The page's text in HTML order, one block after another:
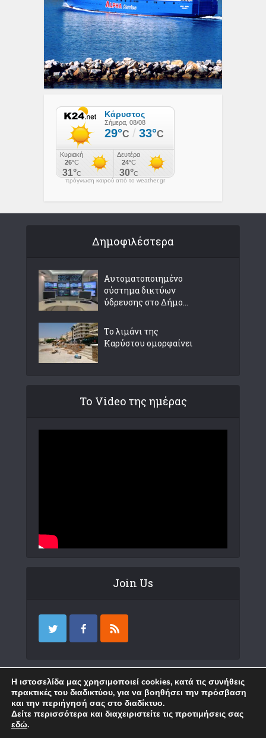
πρόγνωση καιρού από το weather.gr
Δημοφιλέστερα
Αυτοματοποιημένο
σύστημα δικτύων
ύδρευσης στο Δήμο...
Το λιμάνι της
Καρύστου ομορφαίνει
Το Video της ημέρας
Join Us
Επικοινωνία
Η ιστοσελίδα μας χρησιμοποιεί cookies, κατά τις συνήθεις
πρακτικές του διαδικτύου, για να βοηθήσει την πρόσβαση
και την περιήγησή σας στο διαδίκτυο.
Δείτε περισσότερα και διαχειριστείτε τις προτιμήσεις σας
εδώ.